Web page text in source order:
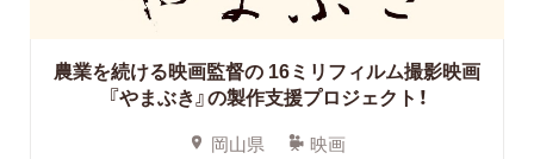
農業を続ける映画監督の 16ミリフィルム撮影映画
『やまぶき』の製作支援プロジェクト！
岡山県 映画